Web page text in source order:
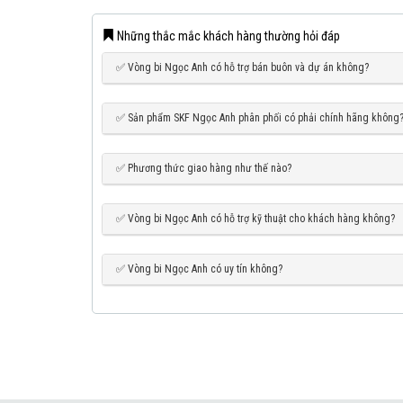
Những thắc mắc khách hàng thường hỏi đáp
✅ Vòng bi Ngọc Anh có hỗ trợ bán buôn và dự án không?
✅ Sản phẩm SKF Ngọc Anh phân phối có phải chính hãng không?
✅ Phương thức giao hàng như thế nào?
✅ Vòng bi Ngọc Anh có hỗ trợ kỹ thuật cho khách hàng không?
✅ Vòng bi Ngọc Anh có uy tín không?